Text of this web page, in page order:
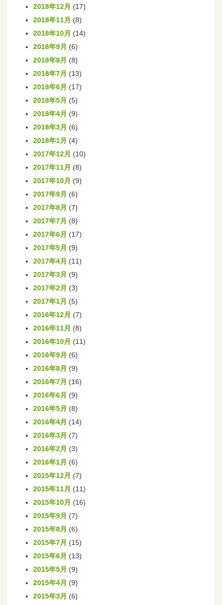
2018年12月 (17)
2018年11月 (8)
2018年10月 (14)
2018年9月 (6)
2018年8月 (8)
2018年7月 (13)
2018年6月 (17)
2018年5月 (5)
2018年4月 (9)
2018年3月 (6)
2018年1月 (4)
2017年12月 (10)
2017年11月 (8)
2017年10月 (9)
2017年9月 (6)
2017年8月 (7)
2017年7月 (8)
2017年6月 (17)
2017年5月 (9)
2017年4月 (11)
2017年3月 (9)
2017年2月 (3)
2017年1月 (5)
2016年12月 (7)
2016年11月 (8)
2016年10月 (11)
2016年9月 (6)
2016年8月 (9)
2016年7月 (16)
2016年6月 (9)
2016年5月 (8)
2016年4月 (14)
2016年3月 (7)
2016年2月 (3)
2016年1月 (6)
2015年12月 (7)
2015年11月 (11)
2015年10月 (16)
2015年9月 (7)
2015年8月 (6)
2015年7月 (15)
2015年6月 (13)
2015年5月 (9)
2015年4月 (9)
2015年3月 (6)